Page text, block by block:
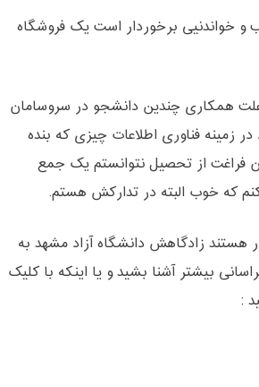
و خواندنیی برخوردار است یک فروشگاه
همکاری چندین دانشجو در سروسامان
فناوری اطلاعات چیزی که بنده
فراغت از تحصیل نتوانستم یک جمع
که خوب البته در تدارکش هستم.
زادگاهش دانشگاه آزاد مشهد به
بیشتر آشنا بشید و یا اینکه با کلیک
: